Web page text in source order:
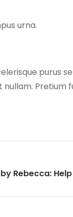
urna.
purus
nullam.
Rebecca: